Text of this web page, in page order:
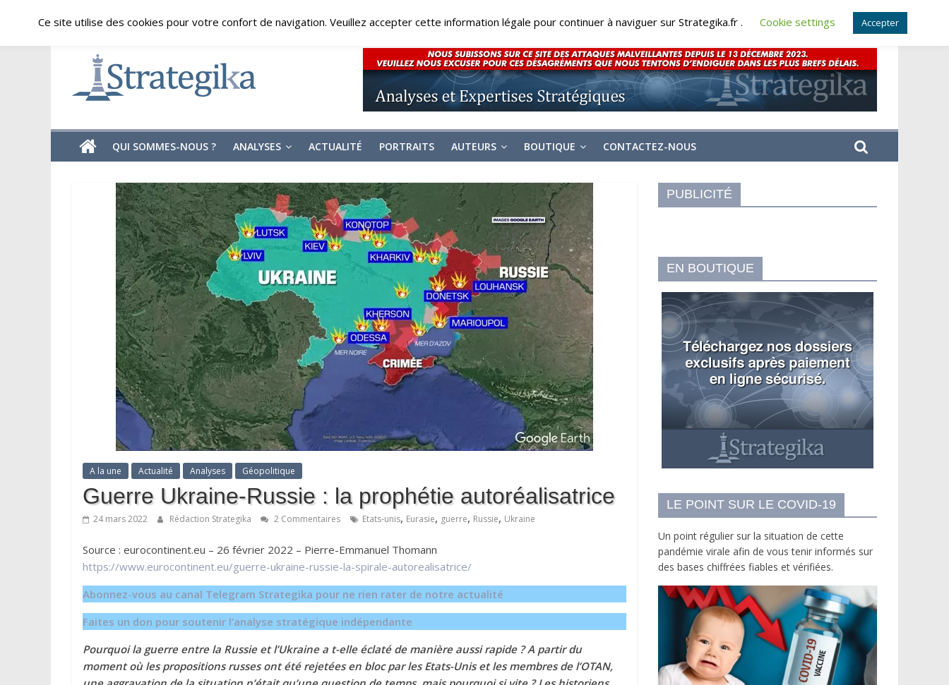
content
samedi, août 8, 2026
Strategika
Expertise
Analyses
géostratégiques
QUI SOMMES-NOUS ? ANALYSES ACTUALITÉ PORTRAITS AUTEURS BOUTIQUE CONTACTEZ-NOUS
A la une Actualité Analyses Géopolitique
Guerre Ukraine-Russie : la prophétie autoréalisatrice
24 mars 2022 Rédaction Strategika 2 Commentaires Etats-unis, Eurasie, guerre, Russie, Ukraine
Source : eurocontinent.eu – 26 février 2022 – Pierre-Emmanuel Thomann
https://www.eurocontinent.eu/guerre-ukraine-russie-la-spirale-autorealisatrice/
Abonnez-vous au canal Telegram Strategika pour ne rien rater de notre actualité
Faites un don pour soutenir l’analyse stratégique indépendante
Pourquoi la guerre entre la Russie et l’Ukraine a t-elle éclaté de manière aussi rapide ? A partir du
moment où les propositions russes ont été rejetées en bloc par les Etats-Unis et les membres de l’OTAN,
PUBLICITÉ
EN BOUTIQUE
LE POINT SUR LE COVID-19
Un point régulier sur la situation de cette
pandémie virale afin de vous tenir informés sur
des bases chiffrées fiables et vérifiées.
Ce site utilise des cookies pour votre confort de navigation. Veuillez accepter cette information légale pour continuer à naviguer sur Strategika.fr . Cookie settings Accepter